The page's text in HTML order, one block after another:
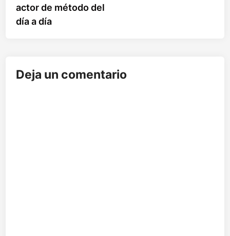
actor de método del
día a día
Deja un comentario